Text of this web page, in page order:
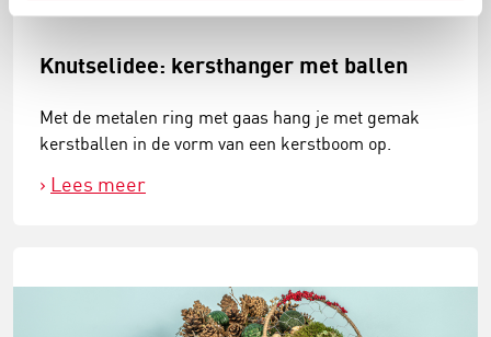
Knutselidee: kersthanger met ballen
Met de metalen ring met gaas hang je met gemak
kerstballen in de vorm van een kerstboom op.
Lees meer